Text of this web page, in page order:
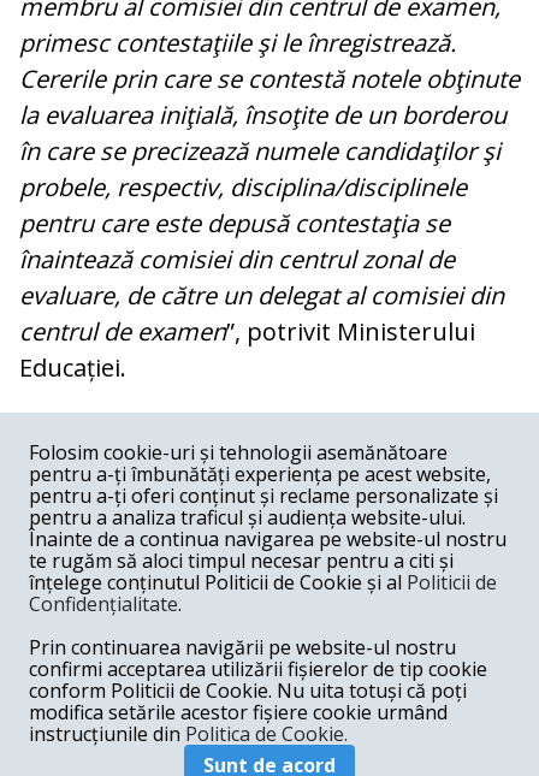
membru al comisiei din centrul de examen,
primesc contestaţiile şi le înregistrează.
Cererile prin care se contestă notele obţinute
la evaluarea iniţială, însoţite de un borderou
în care se precizează numele candidaţilor şi
probele, respectiv, disciplina/disciplinele
pentru care este depusă contestaţia se
înaintează comisiei din centrul zonal de
evaluare, de către un delegat al comisiei din
centrul de examen”, potrivit Ministerului
Educației.
COMENTARII
Nume
Email
Postează comentariu
Folosim cookie-uri și tehnologii asemănătoare
pentru a-ți îmbunătăți experiența pe acest website,
pentru a-ți oferi conținut și reclame personalizate și
pentru a analiza traficul și audiența website-ului.
Înainte de a continua navigarea pe website-ul nostru
te rugăm să aloci timpul necesar pentru a citi și
înțelege conținutul Politicii de Cookie și al Politicii de
Confidențialitate.
Prin continuarea navigării pe website-ul nostru
confirmi acceptarea utilizării fișierelor de tip cookie
conform Politicii de Cookie. Nu uita totuși că poți
modifica setările acestor fișiere cookie urmând
instrucțiunile din Politica de Cookie.
Sunt de acord